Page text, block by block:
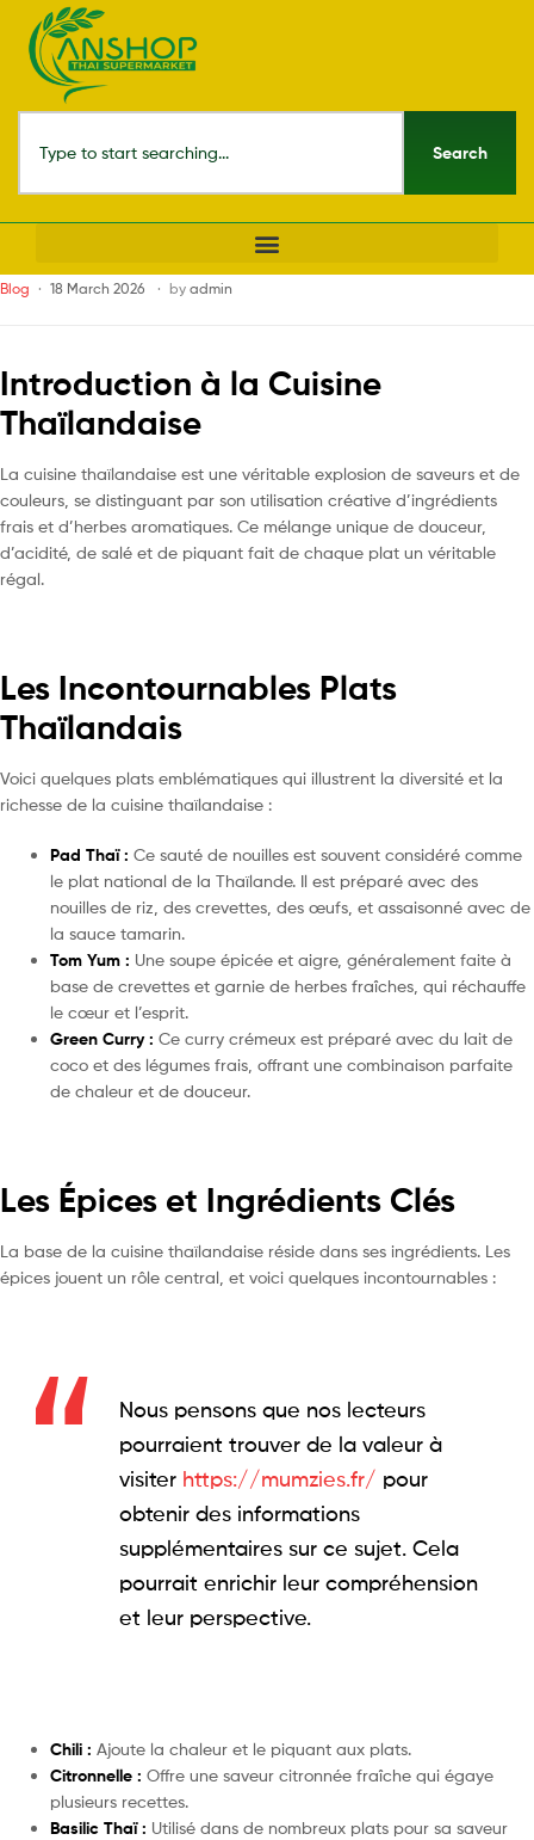
Search
Blog 18 March 2026 by admin
Introduction à la Cuisine
Thaïlandaise
La cuisine thaïlandaise est une véritable explosion de saveurs et de
couleurs, se distinguant par son utilisation créative d’ingrédients
frais et d’herbes aromatiques. Ce mélange unique de douceur,
d’acidité, de salé et de piquant fait de chaque plat un véritable
régal.
Les Incontournables Plats
Thaïlandais
Voici quelques plats emblématiques qui illustrent la diversité et la
richesse de la cuisine thaïlandaise :
Pad Thaï : Ce sauté de nouilles est souvent considéré comme
le plat national de la Thaïlande. Il est préparé avec des
nouilles de riz, des crevettes, des œufs, et assaisonné avec de
la sauce tamarin.
Tom Yum : Une soupe épicée et aigre, généralement faite à
base de crevettes et garnie de herbes fraîches, qui réchauffe
le cœur et l’esprit.
Green Curry : Ce curry crémeux est préparé avec du lait de
coco et des légumes frais, offrant une combinaison parfaite
de chaleur et de douceur.
Les Épices et Ingrédients Clés
La base de la cuisine thaïlandaise réside dans ses ingrédients. Les
épices jouent un rôle central, et voici quelques incontournables :
Nous pensons que nos lecteurs
pourraient trouver de la valeur à
visiter https://mumzies.fr/ pour
obtenir des informations
supplémentaires sur ce sujet. Cela
pourrait enrichir leur compréhension
et leur perspective.
Chili : Ajoute la chaleur et le piquant aux plats.
Citronnelle : Offre une saveur citronnée fraîche qui égaye
plusieurs recettes.
Basilic Thaï : Utilisé dans de nombreux plats pour sa saveur